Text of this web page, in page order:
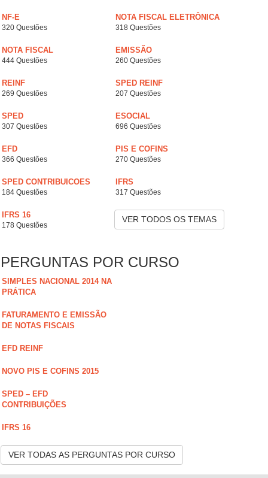
NF-E
320 Questões
NOTA FISCAL ELETRÔNICA
318 Questões
NOTA FISCAL
444 Questões
EMISSÃO
260 Questões
REINF
269 Questões
SPED REINF
207 Questões
SPED
307 Questões
ESOCIAL
696 Questões
EFD
366 Questões
PIS E COFINS
270 Questões
SPED CONTRIBUICOES
184 Questões
IFRS
317 Questões
IFRS 16
178 Questões
VER TODOS OS TEMAS
PERGUNTAS POR CURSO
SIMPLES NACIONAL 2014 NA
PRÁTICA
FATURAMENTO E EMISSÃO
DE NOTAS FISCAIS
EFD REINF
NOVO PIS E COFINS 2015
SPED – EFD
CONTRIBUIÇÕES
IFRS 16
VER TODAS AS PERGUNTAS POR CURSO